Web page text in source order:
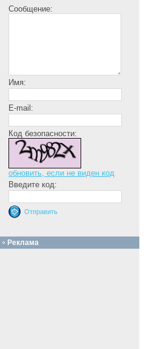
Сообщение:
Имя:
E-mail:
Код безопасности:
обновить, если не виден код
Введите код:
Реклама